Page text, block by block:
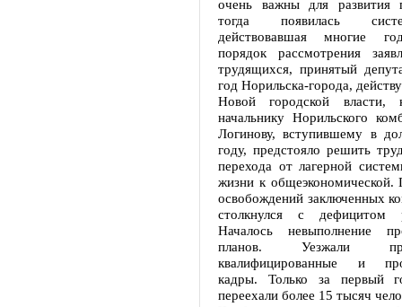
очень важны для развития
тогда появилась
действовавшая многие
порядок рассмотрения
трудящихся, принятый
год Норильска-города,
Новой городской
начальнику Норильского
Логинову, вступившему в
году, предстояло решить
перехода от лагерной
жизни к общеэкономической.
освобождений заключенных
столкнулся с дефицитом
Началось невыполнение
планов. Уезжали
квалифицированные и
кадры. Только за первый
переехали более 15 тысяч